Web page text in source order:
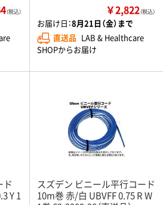
（税込） ￥2,822（税込）
お届け日：8月21日（金）まで
直送品 LAB & Healthcare
SHOPからお届け
ド
Y 1
スズデン ビニール平行コード
10m巻 赤/白 UBVFF 0.75 R W